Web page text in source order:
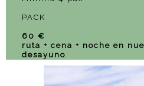
PACK
60 €
ruta + cena + noche en
desayuno